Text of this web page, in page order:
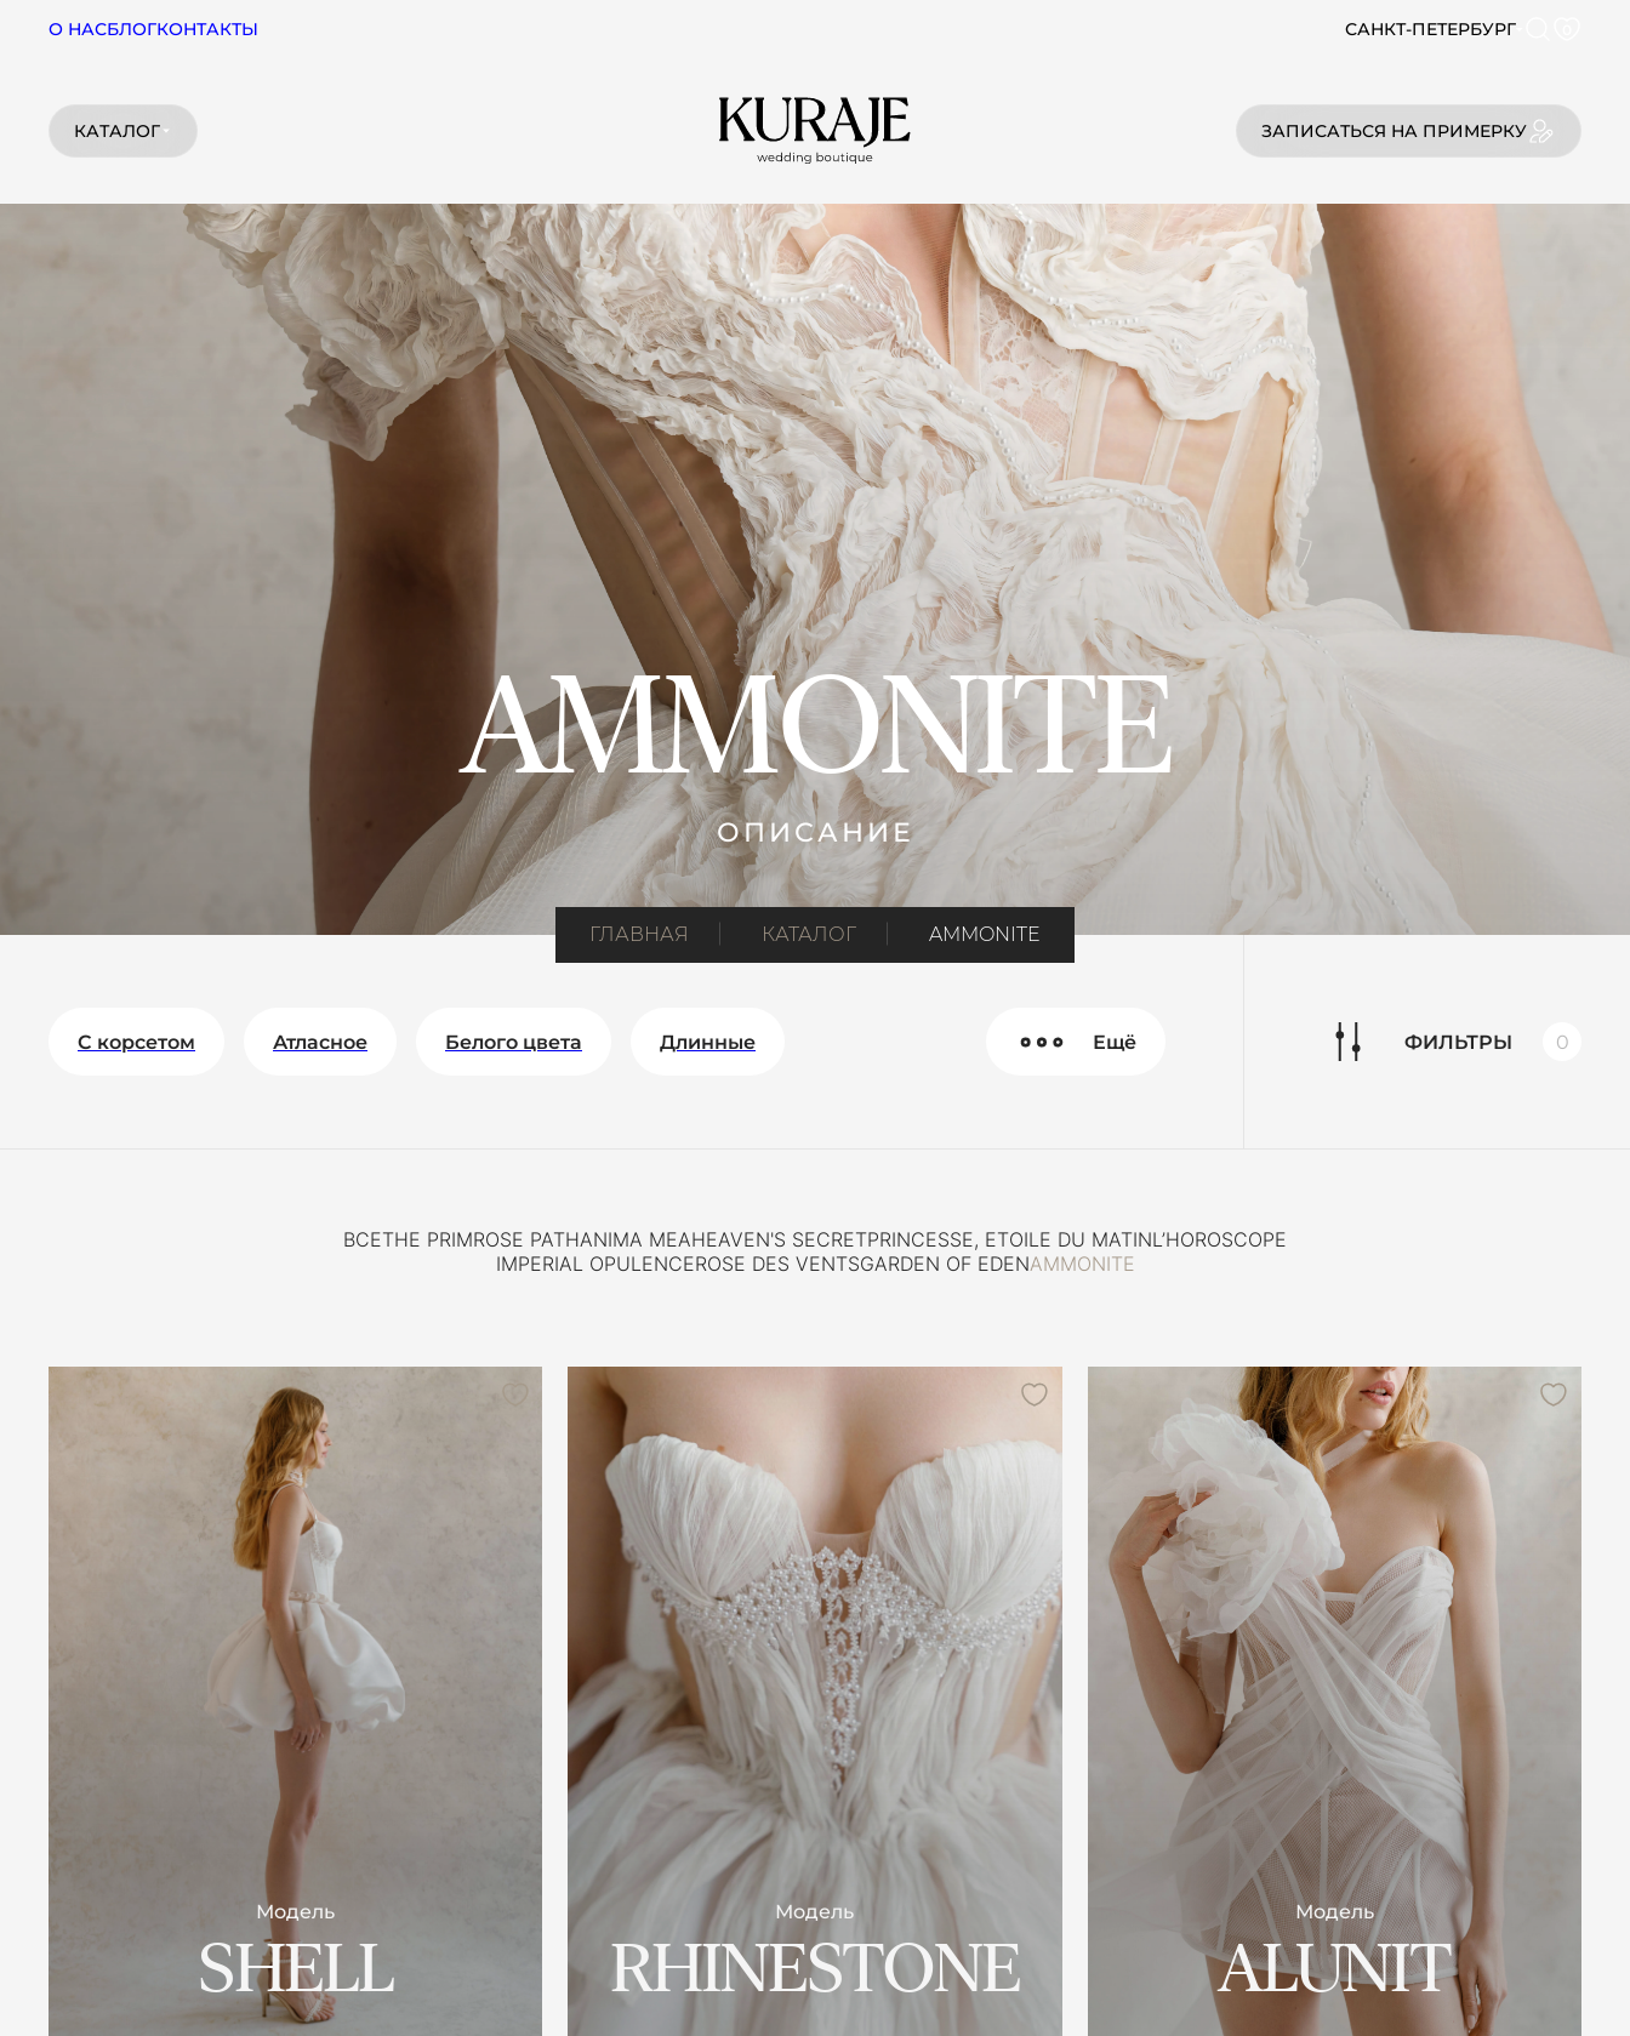
О НАСБЛОГКОНТАКТЫ САНКТ-ПЕТЕРБУРГ
КАТАЛОГ ЗАПИСАТЬСЯ НА ПРИМЕРКУ
AMMONITE
ОПИСАНИЕ
ГЛАВНАЯ КАТАЛОГ AMMONITE
C корсетом Атласное Белого цвета Длинные Ещё ФИЛЬТРЫ 0
ВСЕTHE PRIMROSE PATHANIMA MEAHEAVEN'S SECRETPRINCESSE, ETOILE DU MATINL’HOROSCOPE
IMPERIAL OPULENCEROSE DES VENTSGARDEN OF EDENAMMONITE
Модель
SHELL
Модель
RHINESTONE
Модель
ALUNIT